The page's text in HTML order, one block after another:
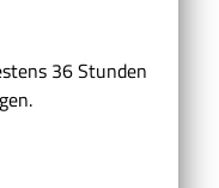
36 Stunden